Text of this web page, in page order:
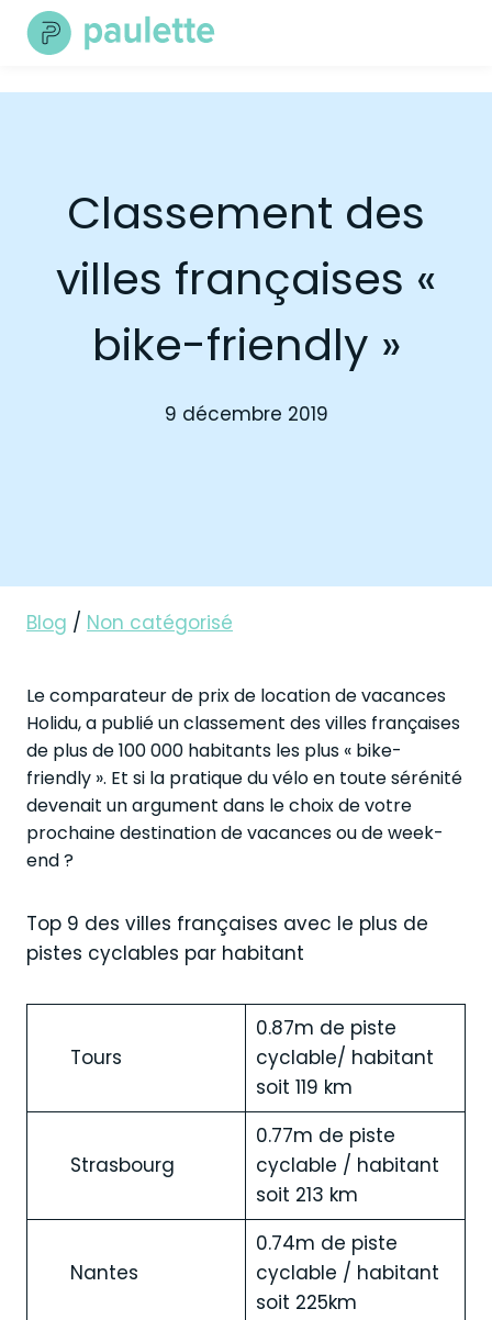
Skip
Classement des
villes françaises «
bike-friendly »
9 décembre 2019
Blog / Non catégorisé
Le comparateur de prix de location de vacances
Holidu, a publié un classement des villes françaises
de plus de 100 000 habitants les plus « bike-
friendly ». Et si la pratique du vélo en toute sérénité
devenait un argument dans le choix de votre
prochaine destination de vacances ou de week-
end ?
Top 9 des villes françaises avec le plus de
pistes cyclables par habitant
Tours
0.87m de piste
cyclable/ habitant
soit 119 km
Strasbourg
0.77m de piste
cyclable / habitant
soit 213 km
Nantes
0.74m de piste
cyclable / habitant
soit 225km